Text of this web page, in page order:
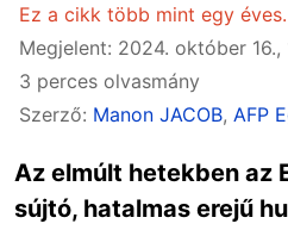
Ez a cikk több mint egy éves.
Megjelent: 2024. október 16.,
3 perces olvasmány
Szerző: Manon JACOB, AFP
Az elmúlt hetekben az
sújtó, hatalmas erejű